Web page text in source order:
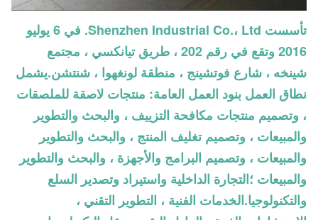
تأسست Shenzhen Industrial Co.، Ltd. في 6 يوليو
2016 وتقع في رقم 202 ، طريق تيانكسي ، مجتمع
شينخه ، شارع فوتشينج ، منطقة لونغهوا ، شنتشن.يشمل
نطاق العمل بنود العمل العامة: منتجات لاصقة للملصقات
، وتصميم منتجات مكافحة التزييف ، والبحث والتطوير
والمبيعات ، وتصميم تغليف المنتج ، والبحث والتطوير
والمبيعات ، وتصميم البرامج والأجهزة ، والبحث والتطوير
والمبيعات ؛التجارة الداخلية واستيراد وتصدير السلع
والتكنولوجيا.الخدمات الفنية ، التطوير التقني ،